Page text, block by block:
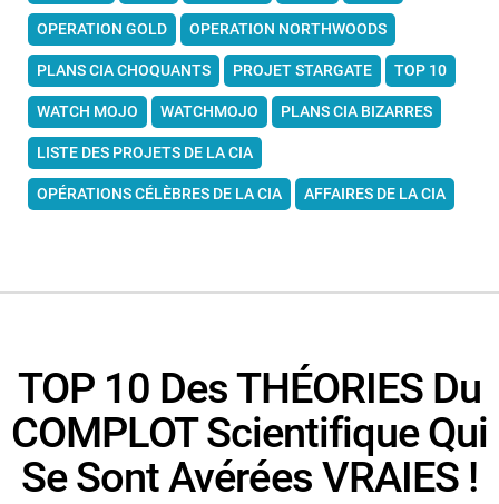
OPERATION GOLD OPERATION NORTHWOODS
PLANS CIA CHOQUANTS PROJET STARGATE TOP 10
WATCH MOJO WATCHMOJO PLANS CIA BIZARRES
LISTE DES PROJETS DE LA CIA
OPÉRATIONS CÉLÈBRES DE LA CIA AFFAIRES DE LA CIA
TOP 10 Des THÉORIES Du
COMPLOT Scientifique Qui
Se Sont Avérées VRAIES !